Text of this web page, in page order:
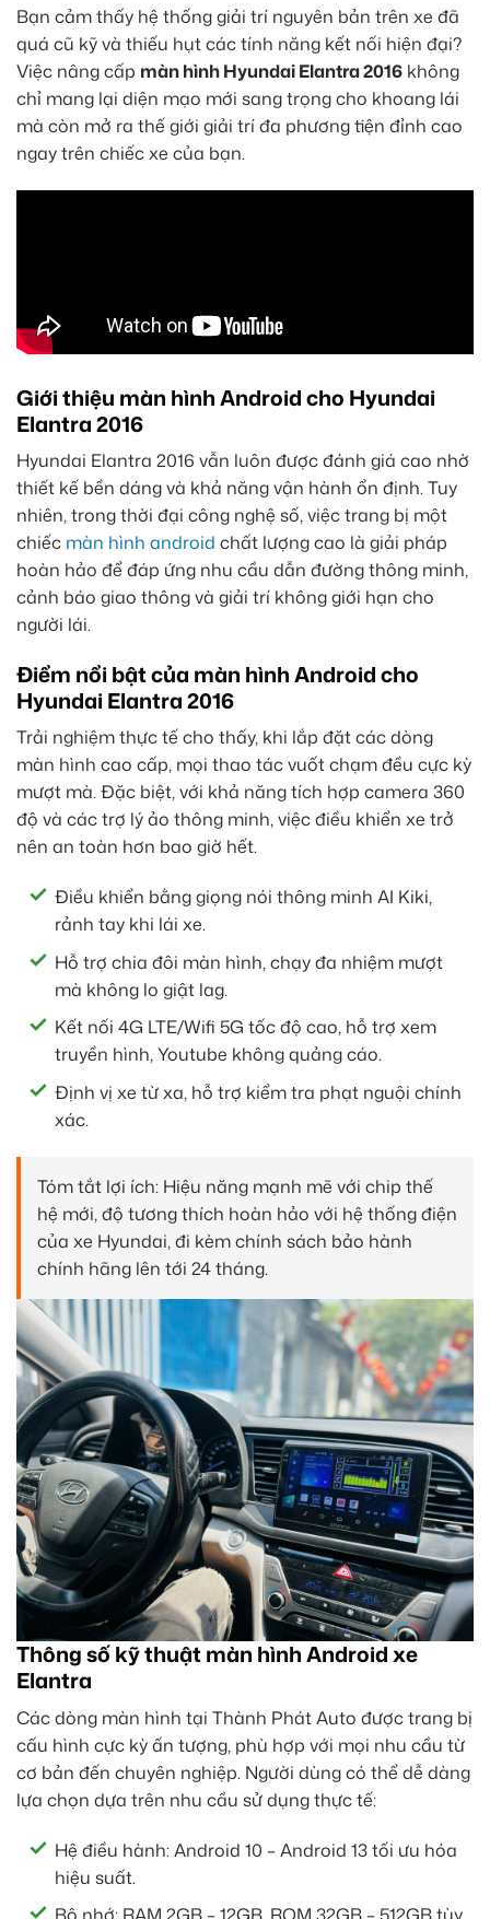
Bạn cảm thấy hệ thống giải trí nguyên bản trên xe đã
quá cũ kỹ và thiếu hụt các tính năng kết nối hiện đại?
Việc nâng cấp màn hình Hyundai Elantra 2016 không
chỉ mang lại diện mạo mới sang trọng cho khoang lái
mà còn mở ra thế giới giải trí đa phương tiện đỉnh cao
ngay trên chiếc xe của bạn.
Giới thiệu màn hình Android cho Hyundai
Elantra 2016
Hyundai Elantra 2016 vẫn luôn được đánh giá cao nhờ
thiết kế bền dáng và khả năng vận hành ổn định. Tuy
nhiên, trong thời đại công nghệ số, việc trang bị một
chiếc màn hình android chất lượng cao là giải pháp
hoàn hảo để đáp ứng nhu cầu dẫn đường thông minh,
cảnh báo giao thông và giải trí không giới hạn cho
người lái.
Điểm nổi bật của màn hình Android cho
Hyundai Elantra 2016
Trải nghiệm thực tế cho thấy, khi lắp đặt các dòng
màn hình cao cấp, mọi thao tác vuốt chạm đều cực kỳ
mượt mà. Đặc biệt, với khả năng tích hợp camera 360
độ và các trợ lý ảo thông minh, việc điều khiển xe trở
nên an toàn hơn bao giờ hết.
Điều khiển bằng giọng nói thông minh AI Kiki,
rảnh tay khi lái xe.
Hỗ trợ chia đôi màn hình, chạy đa nhiệm mượt
mà không lo giật lag.
Kết nối 4G LTE/Wifi 5G tốc độ cao, hỗ trợ xem
truyền hình, Youtube không quảng cáo.
Định vị xe từ xa, hỗ trợ kiểm tra phạt nguội chính
xác.
Tóm tắt lợi ích: Hiệu năng mạnh mẽ với chip thế
hệ mới, độ tương thích hoàn hảo với hệ thống điện
của xe Hyundai, đi kèm chính sách bảo hành
chính hãng lên tới 24 tháng.
Thông số kỹ thuật màn hình Android xe
Elantra
Các dòng màn hình tại Thành Phát Auto được trang bị
cấu hình cực kỳ ấn tượng, phù hợp với mọi nhu cầu từ
cơ bản đến chuyên nghiệp. Người dùng có thể dễ dàng
lựa chọn dựa trên nhu cầu sử dụng thực tế:
Hệ điều hành: Android 10 – Android 13 tối ưu hóa
hiệu suất.